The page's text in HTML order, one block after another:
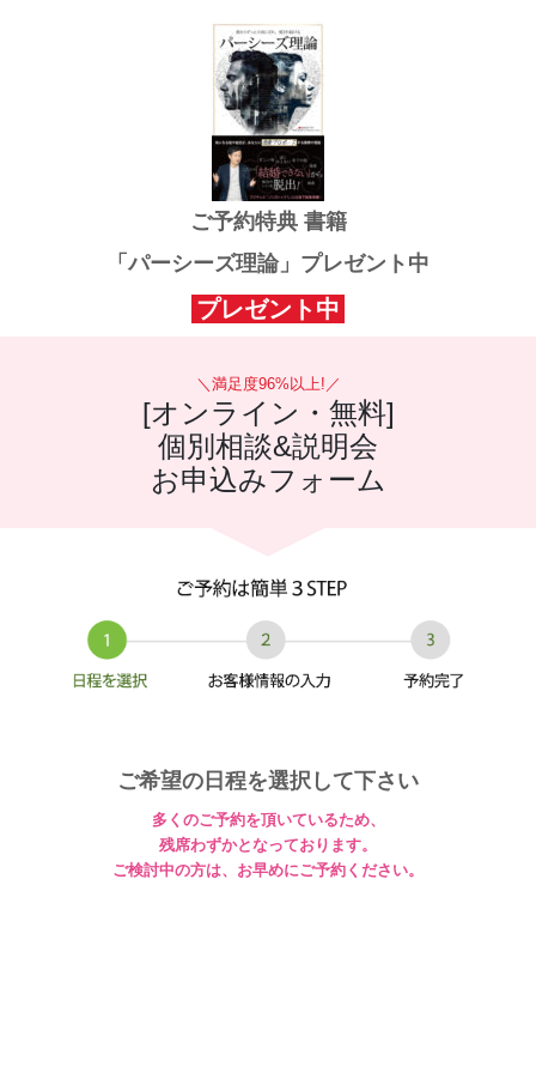
ご予約特典 書籍
「パーシーズ理論」プレゼント中
プレゼント中
＼満足度96%以上!／
[オンライン・無料]
個別相談&説明会
お申込みフォーム
ご希望の日程を選択して下さい
多くのご予約を頂いているため、
残席わずかとなっております。
ご検討中の方は、お早めにご予約ください。